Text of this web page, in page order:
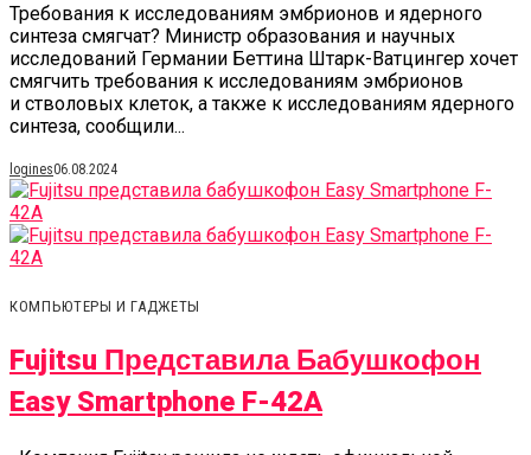
Требования к исследованиям эмбрионов и ядерного
синтеза смягчат? Министр образования и научных
исследований Германии Беттина Штарк-Ватцингер хочет
смягчить требования к исследованиям эмбрионов
и стволовых клеток, а также к исследованиям ядерного
синтеза, сообщили...
logines06.08.2024
КОМПЬЮТЕРЫ И ГАДЖЕТЫ
Fujitsu Представила Бабушкофон
Easy Smartphone F-42A